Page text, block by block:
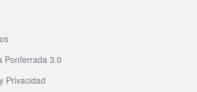
Ponferrada 3.0
Privacidad